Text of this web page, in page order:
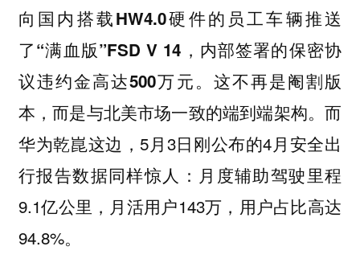
向国内搭载HW4.0硬件的员工车辆推送
了“满血版”FSD V 14，内部签署的保密协
议违约金高达500万元。 这不再是阉割版
本，而是与北美市场一致的端到端架构。而
华为乾崑这边，5月3日刚公布的4月安全出
行报告数据同样惊人：月度辅助驾驶里程
9.1亿公里，月活用户143万，用户占比高达
94.8%。